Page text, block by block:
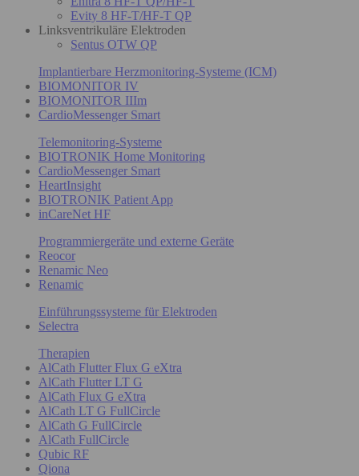
Evity 8 HF-T/HF-T QP
Linksventrikuläre Elektroden
Sentus OTW QP
Implantierbare Herzmonitoring-Systeme (ICM)
BIOMONITOR IV
BIOMONITOR IIIm
CardioMessenger Smart
Telemonitoring-Systeme
BIOTRONIK Home Monitoring
CardioMessenger Smart
HeartInsight
BIOTRONIK Patient App
inCareNet HF
Programmiergeräte und externe Geräte
Reocor
Renamic Neo
Renamic
Einführungssysteme für Elektroden
Selectra
Therapien
AlCath Flutter Flux G eXtra
AlCath Flutter LT G
AlCath Flux G eXtra
AlCath LT G FullCircle
AlCath G FullCircle
AlCath FullCircle
Qubic RF
Qiona